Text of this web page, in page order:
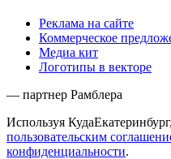
Реклама на сайте
Коммерческое
Медиа кит
Логотипы в векторе
— партнер Рамблера
Используя
пользовательским
конфиденциальности.